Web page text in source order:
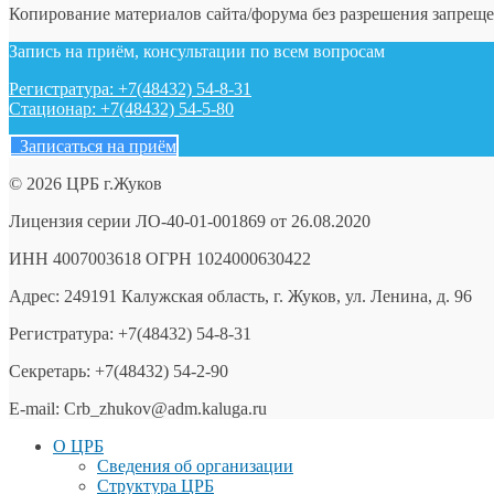
Копирование материалов сайта/форума без разрешения
Запись на приём, консультации по всем вопросам
Регистратура: +7(48432) 54-8-31
Стационар: +7(48432) 54-5-80
Записаться на приём
© 2026 ЦРБ г.Жуков
Лицензия серии ЛО-40-01-001869 от 26.08.2020
ИНН 4007003618 ОГРН 1024000630422
Адрес: 249191 Калужская область, г. Жуков, ул. Ленина, д. 96
Регистратура: +7(48432) 54-8-31
Секретарь: +7(48432) 54-2-90
E-mail: Crb_zhukov@adm.kaluga.ru
О ЦРБ
Сведения об организации
Структура ЦРБ